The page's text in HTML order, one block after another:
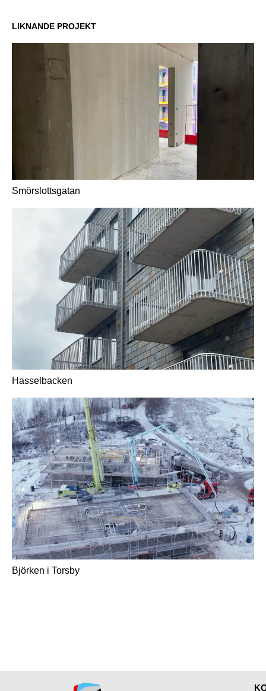
LIKNANDE PROJEKT
Smörslottsgatan
Hasselbacken
Björken i Torsby